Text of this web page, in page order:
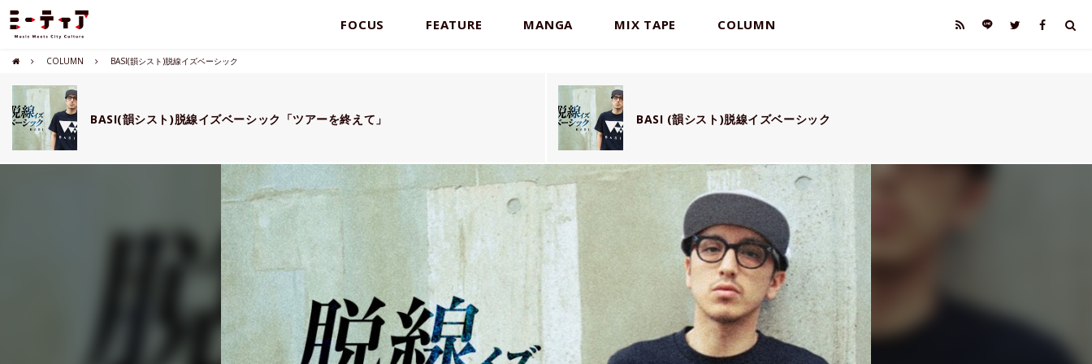
FOCUS FEATURE MANGA MIX TAPE COLUMN
COLUMN BASI(韻シスト)脱線イズベーシック
BASI(韻シスト)脱線イズベーシック「ツアーを終えて」 BASI (韻シスト)脱線イズベーシック